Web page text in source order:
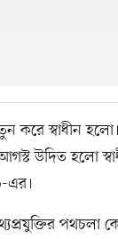
করে স্বাধীন
উদিত হলো
এর।
পথচলা